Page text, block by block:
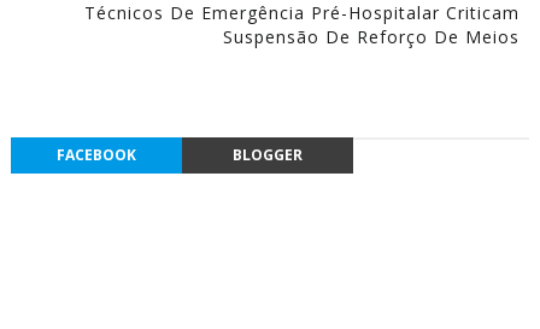
Técnicos De Emergência Pré-Hospitalar Criticam
Suspensão De Reforço De Meios
FACEBOOK BLOGGER